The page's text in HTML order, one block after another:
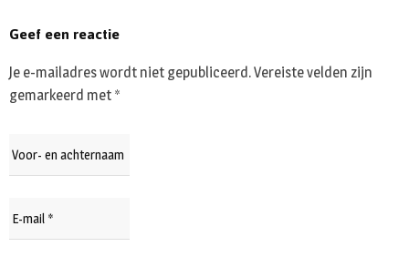
Geef een reactie
Je e-mailadres wordt niet gepubliceerd.Vereiste velden zijn
gemarkeerd met *